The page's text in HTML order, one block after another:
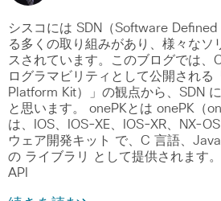
シスコには SDN（Software
る多くの取り組みがあり、様々なソ
スされています。このブログでは、
ログラマビリティとして公開される
Platform Kit）」の観点から、SDN
と思います。 onePKとは onePK（
は、IOS、IOS-XE、IOS-XR、NX-
ウェア開発キット で、C 言語、
の ライブラリ として提供されます
API